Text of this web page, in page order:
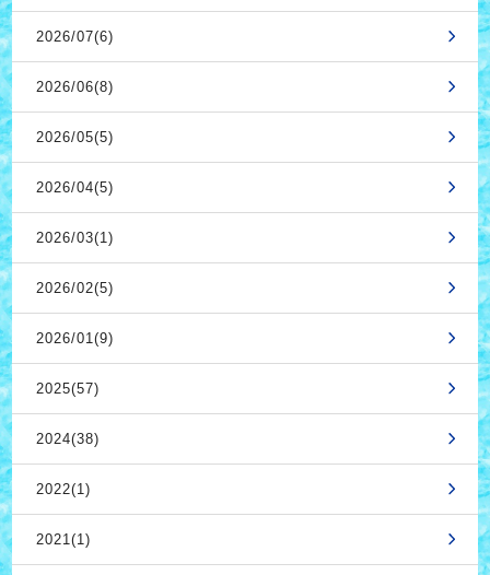
2026/07(6)
2026/06(8)
2026/05(5)
2026/04(5)
2026/03(1)
2026/02(5)
2026/01(9)
2025(57)
2024(38)
2022(1)
2021(1)